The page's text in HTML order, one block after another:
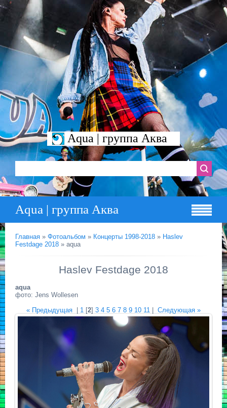
Aqua | группа Аква
Aqua | группа Аква
Главная » Фотоальбом » Концерты 1998-2018 » Haslev
Festdage 2018 » aqua
Haslev Festdage 2018
aqua
фото: Jens Wollesen
« Предыдущая
1 [2] 3 4 5 6 7 8 9 10 11 Следующая »